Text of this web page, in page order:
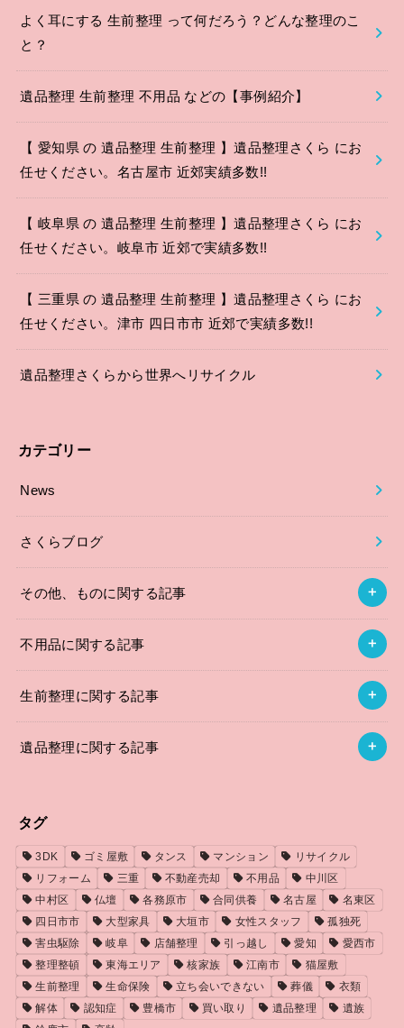
よく耳にする 生前整理 って何だろう？どんな整理のこ
と？
遺品整理 生前整理 不用品 などの【事例紹介】
【 愛知県 の 遺品整理 生前整理 】遺品整理さくら にお
任せください。名古屋市 近郊実績多数!!
【 岐阜県 の 遺品整理 生前整理 】遺品整理さくら にお
任せください。岐阜市 近郊で実績多数!!
【 三重県 の 遺品整理 生前整理 】遺品整理さくら にお
任せください。津市 四日市市 近郊で実績多数!!
遺品整理さくらから世界へリサイクル
カテゴリー
News
さくらブログ
その他、ものに関する記事
不用品に関する記事
生前整理に関する記事
遺品整理に関する記事
タグ
3DK ゴミ屋敷 タンス マンション
リサイクル
リフォーム
三重 不動産売却 不用品
中川区
中村区
仏壇 各務原市 合同供養 名古屋
名東区
四日市市
大型家具 大垣市 女性スタッフ
孤独死
害虫駆除
岐阜 店舗整理 引っ越し 愛知
愛西市
整理整頓
東海エリア 核家族 江南市
猫屋敷
生前整理
生命保険 立ち会いできない 葬儀
衣類
解体
認知症 豊橋市 買い取り 遺品整理
遺族